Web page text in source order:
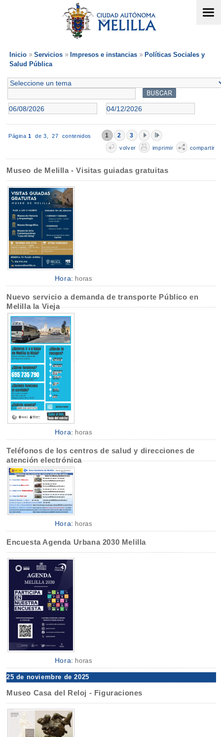
Inicio Servicios Impresos e instancias
Políticas Sociales y
Salud Pública
Página 1 de 3,27 contenidos 1 2 3
volver imprimir compartir
Museo de Melilla - Visitas guiadas gratuitas
Hora: horas
Nuevo servicio a demanda de transporte Público en
Melilla la Vieja
Hora: horas
Teléfonos de los centros de salud y direcciones de
atención electrónica
Hora: horas
Encuesta Agenda Urbana 2030 Melilla
Hora: horas
25 de noviembre de 2025
Museo Casa del Reloj - Figuraciones